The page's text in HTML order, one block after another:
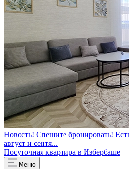
Новость! Спешите бронировать!
август и сентя...
Посуточная квартира в Избербаше
Меню